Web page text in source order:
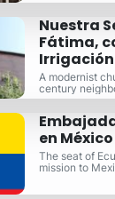
Nuestra
Fátima,
Irrigación
A modernist
century
en México
The seat of
mission to